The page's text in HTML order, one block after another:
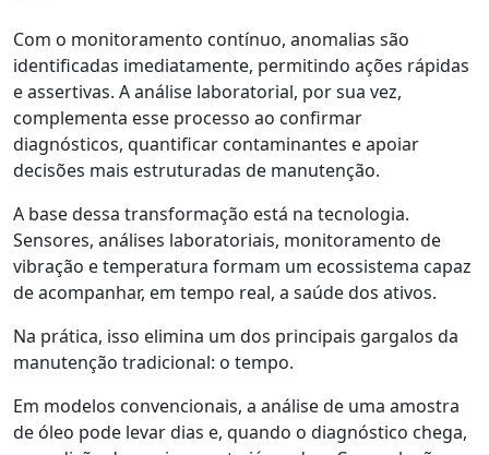
Com o monitoramento contínuo, anomalias são
identificadas imediatamente, permitindo ações rápidas
e assertivas. A análise laboratorial, por sua vez,
complementa esse processo ao confirmar
diagnósticos, quantificar contaminantes e apoiar
decisões mais estruturadas de manutenção.
A base dessa transformação está na tecnologia.
Sensores, análises laboratoriais, monitoramento de
vibração e temperatura formam um ecossistema capaz
de acompanhar, em tempo real, a saúde dos ativos.
Na prática, isso elimina um dos principais gargalos da
manutenção tradicional: o tempo.
Em modelos convencionais, a análise de uma amostra
de óleo pode levar dias e, quando o diagnóstico chega,